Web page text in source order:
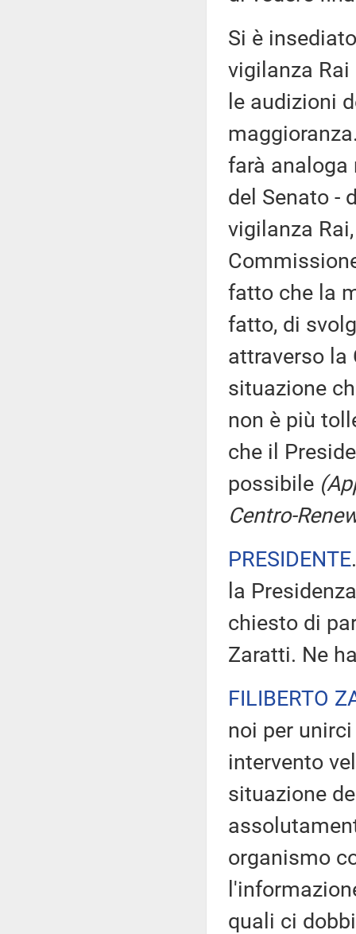
Si è
vigilanza
le audizioni
farà analoga
del Senato -
vigilanza
fatto che la
fatto, di
attraverso la
situazione
non è più
che il
possibile
Centro-
PRESIDENTE
la
chiesto di
Zaratti. Ne
FILIBERTO
noi per
intervento
situazione
organismo
quali ci